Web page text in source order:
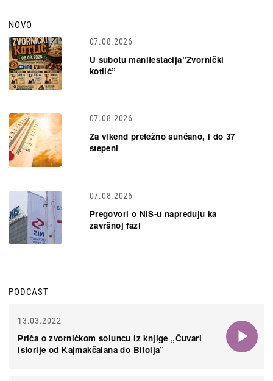
NOVO
07.08.2026
U subotu manifestacija”Zvornički
kotlić”
07.08.2026
Za vikend pretežno sunčano, i do 37
stepeni
07.08.2026
Pregovori o NIS-u napreduju ka
završnoj fazi
PODCAST
13.03.2022
Priča o zvorničkom soluncu iz knjige „Čuvari
istorije od Kajmakčalana do Bitolja”